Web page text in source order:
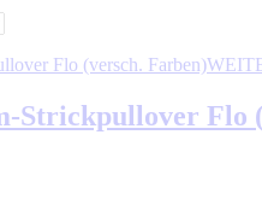
Strickpullover Flo